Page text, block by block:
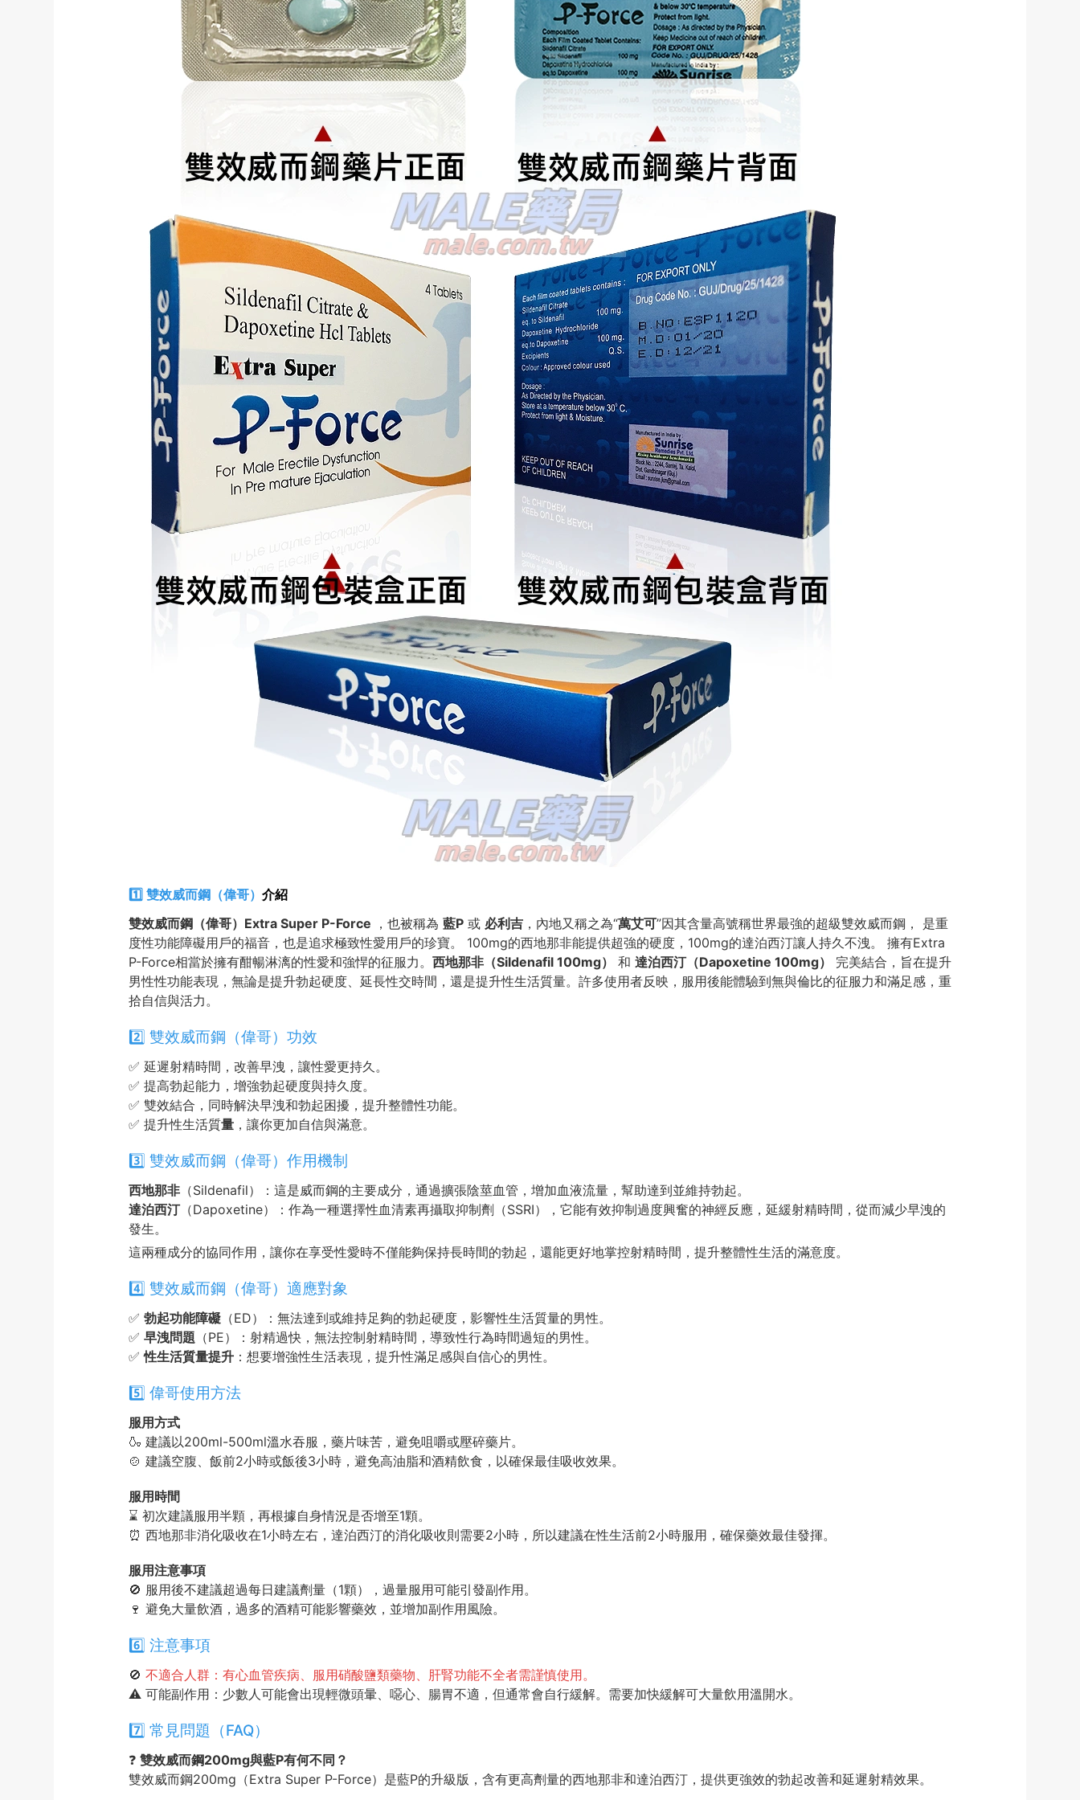
1️⃣ 雙效威而鋼（偉哥） 介紹
雙效威而鋼（偉哥）Extra Super P-Force ，也被稱為 藍P 或 必利吉 ，內地又稱之為“萬艾可”因其含量高號稱世界最強的超級雙效威而鋼， 是重
度性功能障礙用戶的福音，也是追求極致性愛用戶的珍寶。 100mg的西地那非能提供超強的硬度，100mg的達泊西汀讓人持久不洩。 擁有Extra
P-Force相當於擁有酣暢淋漓的性愛和強悍的征服力。 西地那非（Sildenafil 100mg） 和 達泊西汀（Dapoxetine 100mg）
完美結合，旨在提升
男性性功能表現，無論是提升勃起硬度、延長性交時間，還是提升性生活質量。許多使用者反映，服用後能體驗到無與倫比的征服力和滿足感，重
拾自信與活力。
2️⃣ 雙效威而鋼（偉哥）功效
✅ 延遲射精時間，改善早洩，讓性愛更持久。
✅ 提高勃起能力，增強勃起硬度與持久度。
✅ 雙效結合，同時解決早洩和勃起困擾，提升整體性功能。
✅ 提升性生活質量 ，讓你更加自信與滿意。
3️⃣ 雙效威而鋼（偉哥）作用機制
西地那非 （Sildenafil）：這是威而鋼的主要成分，通過擴張陰莖血管，增加血液流量，幫助達到並維持勃起。
達泊西汀（Dapoxetine）：作為一種選擇性血清素再攝取抑制劑（SSRI），它能有效抑制過度興奮的神經反應，延緩射精時間，從而減少早洩的
發生。
這兩種成分的協同作用，讓你在享受性愛時不僅能夠保持長時間的勃起，還能更好地掌控射精時間，提升整體性生活的滿意度。
4️⃣ 雙效威而鋼（偉哥）適應對象
✅ 勃起功能障礙 （ED）：無法達到或維持足夠的勃起硬度，影響性生活質量的男性。
✅ 早洩問題 （PE）：射精過快，無法控制射精時間，導致性行為時間過短的男性。
✅性生活質量提升 ：想要增強性生活表現，提升性滿足感與自信心的男性。
5️⃣ 偉哥使用方法
服用方式
🍶 建議以200ml-500ml溫水吞服，藥片味苦，避免咀嚼或壓碎藥片。
🍲 建議空腹、飯前2小時或飯後3小時，避免高油脂和酒精飲食，以確保最佳吸收效果。
服用時間
⌛ 初次建議服用半顆，再根據自身情況是否增至1顆。
⏰ 西地那非消化吸收在1小時左右，達泊西汀的消化吸收則需要2小時，所以建議在性生活前2小時服用，確保藥效最佳發揮。
服用注意事項
🚫 服用後不建議超過每日建議劑量（1顆），過量服用可能引發副作用。
🍷 避免大量飲酒，過多的酒精可能影響藥效，並增加副作用風險。
6️⃣ 注意事項
🚫 不適合人群：有心血管疾病、服用硝酸鹽類藥物、肝腎功能不全者需謹慎使用。
⚠️ 可能副作用：少數人可能會出現輕微頭暈、噁心、腸胃不適，但通常會自行緩解。需要加快緩解可大量飲用溫開水。
7️⃣ 常見問題（FAQ）
❓ 雙效威而鋼200mg與藍P有何不同？
雙效威而鋼200mg（Extra Super P-Force）是藍P的升級版，含有更高劑量的西地那非和達泊西汀，提供更強效的勃起改善和延遲射精效果。